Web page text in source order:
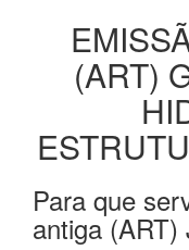
(ART)
Para que
antiga (ART)